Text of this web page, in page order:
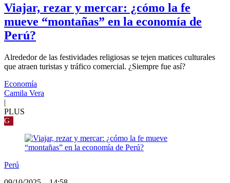
Viajar, rezar y mercar: ¿cómo la fe
mueve “montañas” en la economía de
Perú?
Alrededor de las festividades religiosas se tejen matices culturales
que atraen turistas y tráfico comercial. ¿Siempre fue así?
Economía
Camila Vera
|
PLUS
G
Perú